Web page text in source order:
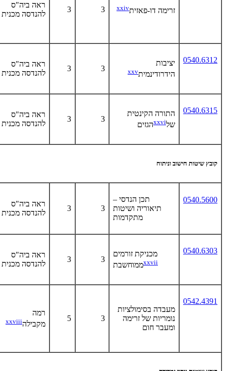
זרימה דו-פאזיתxxiv
3
3
ראה ביה"ס
להנדסה מכנית
0540.6312
יציבות
הידרודינמיתxxv
3
3
ראה ביה"ס
להנדסה מכנית
0540.6315
התורה הקינטית
שלxxviהגזים
3
3
ראה ביה"ס
להנדסה מכנית
קובץ שיטות חישוב וניתוח
0540.5600
תכן הנדסי –
תיאוריה ושיטות
מתקדמות
3
3
ראה ביה"ס
להנדסה מכנית
0540.6303
מכניקת זורמים
ממוחשבתxxvii
3
3
ראה ביה"ס
להנדסה מכנית
0542.4391
מעבדה בסימולציות
נומריות של זרימה
ומעבר חום
3
5
רמה
מקבילהxxviii